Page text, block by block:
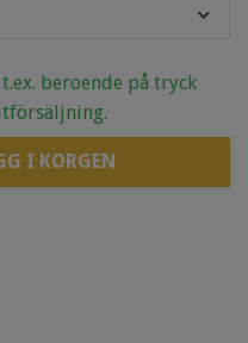
beroende på tryck
I KORGEN